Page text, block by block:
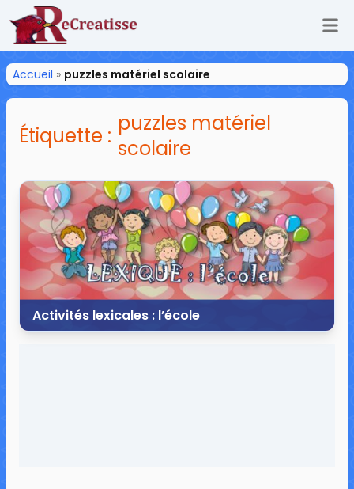
ReCreatisse
Accueil » puzzles matériel scolaire
Étiquette : puzzles matériel
scolaire
Activités lexicales : l’école